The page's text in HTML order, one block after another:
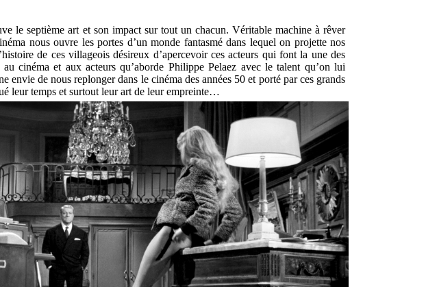
le septième art et son impact sur tout un chacun. Véritable machine à rêver
nous ouvre les portes d’un monde fantasmé dans lequel on projette nos
de ces villageois désireux d’apercevoir ces acteurs qui font la une des
au cinéma et aux acteurs qu’aborde Philippe Pelaez avec le talent qu’on lui
de nous replonger dans le cinéma des années 50 et porté par ces grands
leur temps et surtout leur art de leur empreinte…